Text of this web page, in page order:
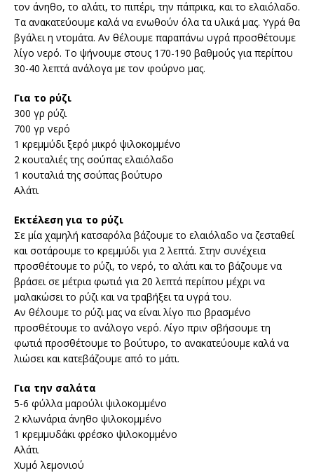
τον άνηθο, το αλάτι, το πιπέρι, την πάπρικα, και το ελαιόλαδο.
Τα ανακατεύουμε καλά να ενωθούν όλα τα υλικά μας. Υγρά θα
βγάλει η ντομάτα. Αν θέλουμε παραπάνω υγρά προσθέτουμε
λίγο νερό. Το ψήνουμε στους 170-190 βαθμούς για περίπου
30-40 λεπτά ανάλογα με τον φούρνο μας.
Για το ρύζι
300 γρ ρύζι
700 γρ νερό
1 κρεμμύδι ξερό μικρό ψιλοκομμένο
2 κουταλιές της σούπας ελαιόλαδο
1 κουταλιά της σούπας βούτυρο
Αλάτι
Εκτέλεση για το ρύζι
Σε μία χαμηλή κατσαρόλα βάζουμε το ελαιόλαδο να ζεσταθεί
και σοτάρουμε το κρεμμύδι για 2 λεπτά. Στην συνέχεια
προσθέτουμε το ρύζι, το νερό, το αλάτι και το βάζουμε να
βράσει σε μέτρια φωτιά για 20 λεπτά περίπου μέχρι να
μαλακώσει το ρύζι και να τραβήξει τα υγρά του.
Αν θέλουμε το ρύζι μας να είναι λίγο πιο βρασμένο
προσθέτουμε το ανάλογο νερό. Λίγο πριν σβήσουμε τη
φωτιά προσθέτουμε το βούτυρο, το ανακατεύουμε καλά να
λιώσει και κατεβάζουμε από το μάτι.
Για την σαλάτα
5-6 φύλλα μαρούλι ψιλοκομμένο
2 κλωνάρια άνηθο ψιλοκομμένο
1 κρεμμυδάκι φρέσκο ψιλοκομμένο
Αλάτι
Χυμό λεμονιού